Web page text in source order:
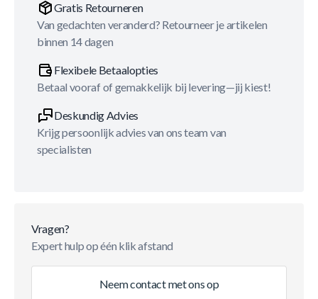
Gratis Retourneren
Van gedachten veranderd? Retourneer je artikelen
binnen 14 dagen
Flexibele Betaalopties
Betaal vooraf of gemakkelijk bij levering—jij kiest!
Deskundig Advies
Krijg persoonlijk advies van ons team van
specialisten
Vragen?
Expert hulp op één klik afstand
Neem contact met ons op